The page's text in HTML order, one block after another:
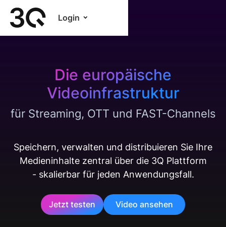
Login
Die europäische
Videoinfrastruktur
für Streaming, OTT und FAST-Channels
Speichern, verwalten und distribuieren Sie Ihre
Medieninhalte zentral über die 3Q Plattform
- skalierbar für jeden Anwendungsfall.
Jetzt testen Video ansehen